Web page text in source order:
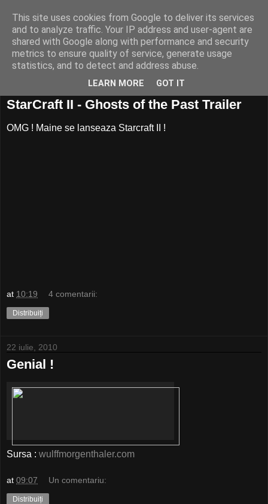
StarCraft II - Ghosts of the Past Trailer
OMG ! Maine se lanseaza Starcraft II !
at 10:19 4 comentarii:
Distribuiți
22 iulie, 2010
Genial !
Sursa : wulffmorgenthaler.com
at 09:07 Un comentariu:
Distribuiți
This site uses cookies from Google to deliver its services
and to analyze traffic. Your IP address and user-agent are
shared with Google along with performance and security
metrics to ensure quality of service, generate usage
statistics, and to detect and address abuse.
LEARN MORE GOT IT